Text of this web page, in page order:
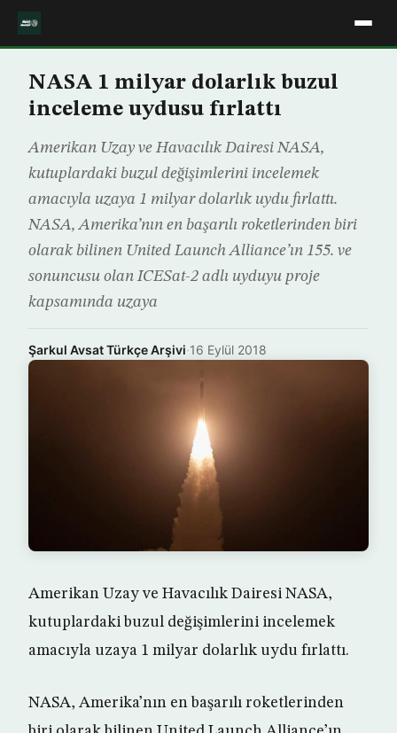
NASA 1 milyar dolarlık buzul
inceleme uydusu fırlattı
Amerikan Uzay ve Havacılık Dairesi NASA,
kutuplardaki buzul değişimlerini incelemek
amacıyla uzaya 1 milyar dolarlık uydu fırlattı.
NASA, Amerika’nın en başarılı roketlerinden biri
olarak bilinen United Launch Alliance’ın 155. ve
sonuncusu olan ICESat-2 adlı uyduyu proje
kapsamında uzaya
Şarkul Avsat Türkçe Arşivi·16 Eylül 2018
Amerikan Uzay ve Havacılık Dairesi NASA,
kutuplardaki buzul değişimlerini incelemek
amacıyla uzaya 1 milyar dolarlık uydu fırlattı.
NASA, Amerika’nın en başarılı roketlerinden